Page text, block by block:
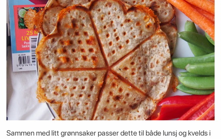
Sammen med litt grønnsaker passer dette til både lunsj og kvelds i